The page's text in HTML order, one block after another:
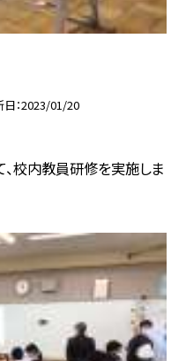
日 2023/01/20
、校内教員研修を実施しま